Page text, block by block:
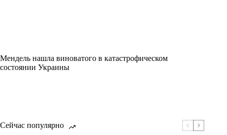
Мендель нашла виноватого в катастрофическом
состоянии Украины
Сейчас популярно